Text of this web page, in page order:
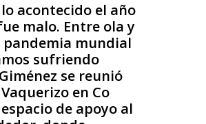
acontecido el año
malo. Entre ola y
pandemia mundial
sufriendo
se reunió
en Co
de apoyo al